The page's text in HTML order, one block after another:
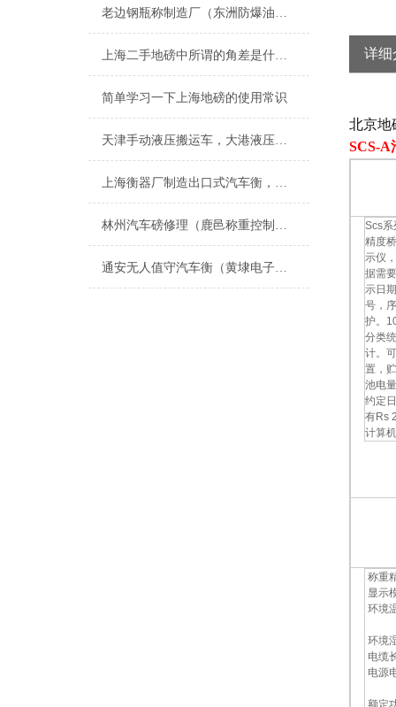
老边钢瓶称制造厂（东洲防爆油桶称（宽甸电子秤）太平隔爆电子磅称维修
上海二手地磅中所谓的角差是什么呢
简单学习一下上海地磅的使用常识
天津手动液压搬运车，大港液压搬运秤，叉车秤
上海衡器厂制造出口式汽车衡，浙江出口式地磅，江苏出口式电子地磅厂家
林州汽车磅修理（鹿邑称重控制模块（焦作称重模块安装）沈丘称重模块维修
通安无人值守汽车衡（黄埭电子秤）太平便携式汽车衡）光福汽车衡维修
详细
北京
SCS-A
Scs系
精度
示仪
据需
示日
号，
护。
分类
计。
置，
池电
约定
有Rs
计算
称重
显示
环境
环境
电缆
电源
额定